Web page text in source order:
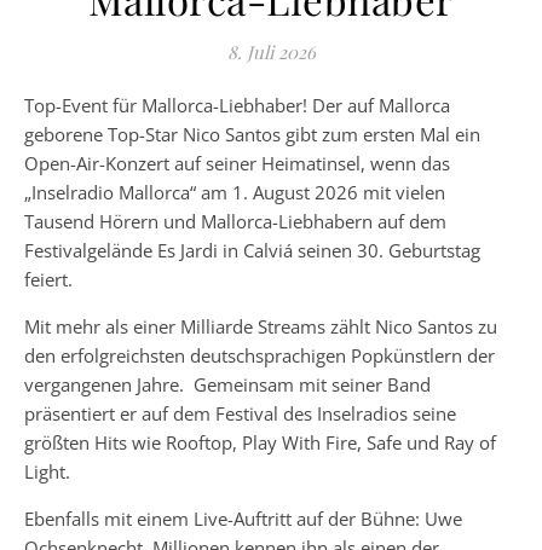
8. Juli 2026
Top-Event für Mallorca-Liebhaber! Der auf Mallorca
geborene Top-Star Nico Santos gibt zum ersten Mal ein
Open-Air-Konzert auf seiner Heimatinsel, wenn das
„Inselradio Mallorca“ am 1. August 2026 mit vielen
Tausend Hörern und Mallorca-Liebhabern auf dem
Festivalgelände Es Jardi in Calviá seinen 30. Geburtstag
feiert.
Mit mehr als einer Milliarde Streams zählt Nico Santos zu
den erfolgreichsten deutschsprachigen Popkünstlern der
vergangenen Jahre. Gemeinsam mit seiner Band
präsentiert er auf dem Festival des Inselradios seine
größten Hits wie Rooftop, Play With Fire, Safe und Ray of
Light.
Ebenfalls mit einem Live-Auftritt auf der Bühne: Uwe